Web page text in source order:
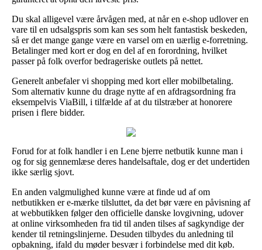
Du skal alligevel være årvågen med, at når en e-shop udlover en
vare til en udsalgspris som kan ses som helt fantastisk beskeden,
så er det mange gange være en varsel om en uærlig e-forretning.
Betalinger med kort er dog en del af en forordning, hvilket
passer på folk overfor bedrageriske outlets på nettet.
Generelt anbefaler vi shopping med kort eller mobilbetaling.
Som alternativ kunne du drage nytte af en afdragsordning fra
eksempelvis ViaBill, i tilfælde af at du tilstræber at honorere
prisen i flere bidder.
Forud for at folk handler i en Lene bjerre netbutik kunne man i
og for sig gennemlæse deres handelsaftale, dog er det undertiden
ikke særlig sjovt.
En anden valgmulighed kunne være at finde ud af om
netbutikken er e-mærke tilsluttet, da det bør være en påvisning af
at webbutikken følger den officielle danske lovgivning, udover
at online virksomheden fra tid til anden tilses af sagkyndige der
kender til retningslinjerne. Desuden tilbydes du anledning til
opbakning, ifald du møder besvær i forbindelse med dit køb.